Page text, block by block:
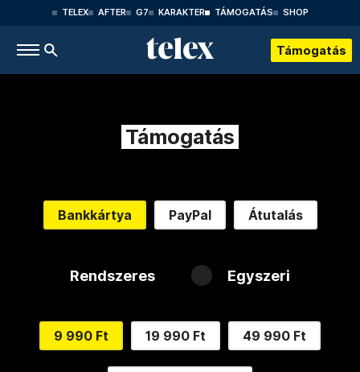
TELEX AFTER G7 KARAKTER TÁMOGATÁS SHOP
Támogatás
Támogatás
Bankkártya PayPal Átutalás
Rendszeres Egyszeri
9 990 Ft 19 990 Ft 49 990 Ft